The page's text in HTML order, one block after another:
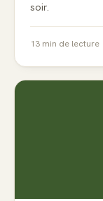
soir.
13 min de lecture